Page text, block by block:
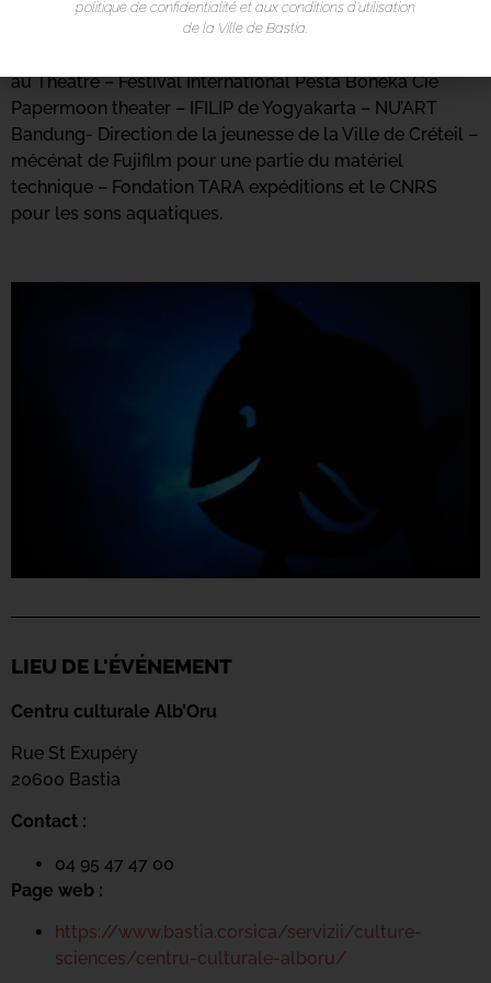
Créteil – Cie La Rumeur,Théâtre Usine Hollander – Anis
au Théâtre – Festival International Pesta Boneka Cie
Papermoon theater – IFILIP de Yogyakarta – NU’ART
Bandung- Direction de la jeunesse de la Ville de Créteil –
mécénat de Fujifilm pour une partie du matériel
technique – Fondation TARA expéditions et le CNRS
pour les sons aquatiques.
LIEU DE L'ÉVÉNEMENT
Centru culturale Alb’Oru
Rue St Exupéry
20600 Bastia
Contact :
04 95 47 47 00
Page web :
https://www.bastia.corsica/servizii/culture-
sciences/centru-culturale-alboru/
politique de confidentialité et aux conditions d’utilisation
de la Ville de Bastia.